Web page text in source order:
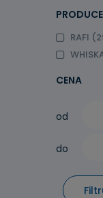
RAFI
CENA
od
do